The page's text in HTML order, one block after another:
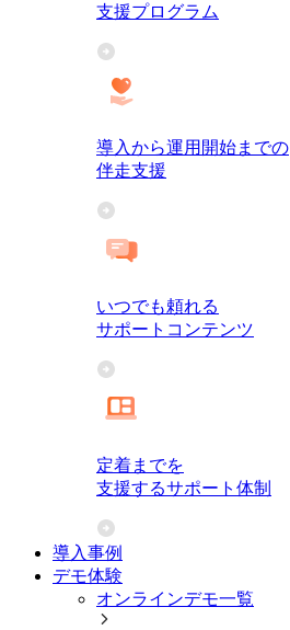
支援プログラム
導入から運用開始までの
伴走支援
いつでも頼れる
サポートコンテンツ
定着までを
支援するサポート体制
導入事例
デモ体験
オンラインデモ一覧